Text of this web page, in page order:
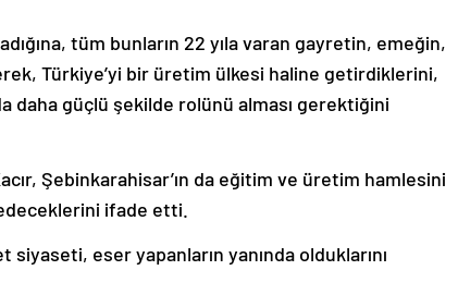
tüm bunların 22 yıla varan gayretin, emeğin,
Türkiye’yi bir üretim ülkesi haline getirdiklerini,
daha güçlü şekilde rolünü alması gerektiğini
Şebinkarahisar’ın da eğitim ve üretim hamlesini
ifade etti.
siyaseti, eser yapanların yanında olduklarını